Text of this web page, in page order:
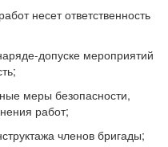
несет ответственность
допуске мероприятий
меры безопасности,
работ;
членов бригады;